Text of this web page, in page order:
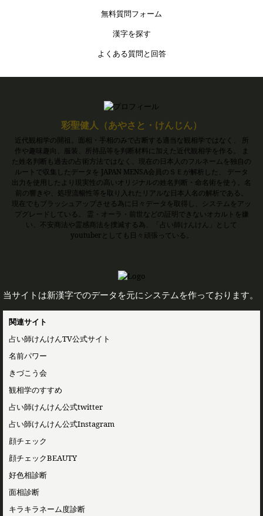
無料質問フォーム
漢字を探す
よくある質問と回答
彩聖健人（あやさと・けんじん）
近代観相学の開祖。面相・手相のみで占断する適当な観相学ではなく、 所
作や趣味趣向、服装、所持品等を判断材料に加えた近代観相学を作る。 ま
た姓名判断も過去の占術方法ではなく、現在の日本人のフルネームを独自の
ルートで収集したデータを JAPAN MENSA会員のＳＥが解析した、 データ
出力を使用したより現実性の高いオリジナルの姓名判断・命名術を使う。名
前の響きや、処理流暢性等を取り入れたリアルな日本人名の解析である。
現在でもブラッシュアップさせる為に日々データを取得し、システムをアッ
プグレードしている。 霊・オーラ・前世などの証明できないオカルトを嫌
い、不安商法や霊感商法を撲滅する為、「占い師けんけん」として
youtuberとしても日々頑張っている。
当サイトは新漢字でのデータを元にシステムを作っております。
関連サイト
占い師けんけんTV公式サイト
名前パワー
きづこう会
観相学のすすめ
占い師けんけん公式twitter
占い師けんけん公式Instagram
顔チェック
顔チェックBEAUTY
好色相診断
面相診断
キラキラネーム度診断